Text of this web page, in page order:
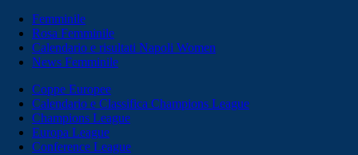
Femminile
Rosa Femminile
Calendario e risultati Napoli Women
News Femminile
Coppe Europee
Calendario e Classifica Champions League
Champions League
Europa League
Conference League